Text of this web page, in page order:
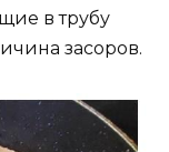
в трубу
засоров.